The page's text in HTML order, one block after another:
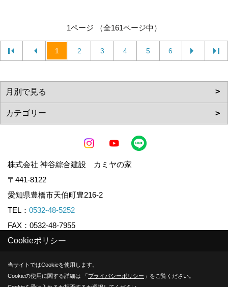
1ページ （全161ページ中）
1 2 3 4 5 6
株式会社 神谷綜合建設 カミヤの家
〒441-8122
愛知県豊橋市天伯町豊216-2
TEL： 0532-48-5252
FAX：0532-48-7955
Copyright (c) KAMIYA CO.,LTD. All Rights Reserved.
Produced byゴデスクリエイト
Cookieポリシー
当サイトではCookieを使用します。
Cookieの使用に関する詳細は 「プライバシーポリシー 」をご覧ください。